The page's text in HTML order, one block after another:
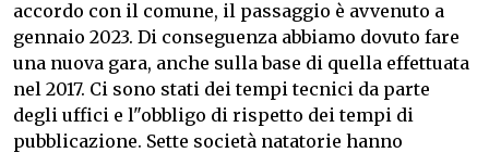
accordo con il comune, il passaggio è avvenuto a
gennaio 2023. Di conseguenza abbiamo dovuto fare
una nuova gara, anche sulla base di quella effettuata
nel 2017. Ci sono stati dei tempi tecnici da parte
degli uffici e l"obbligo di rispetto dei tempi di
pubblicazione. Sette società natatorie hanno